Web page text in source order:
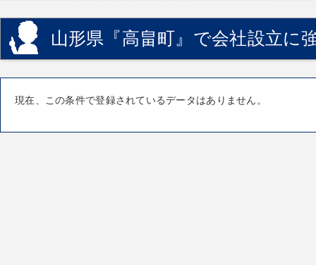
山形県『高畠町』で会社設立に
現在、この条件で登録されているデータはありません。